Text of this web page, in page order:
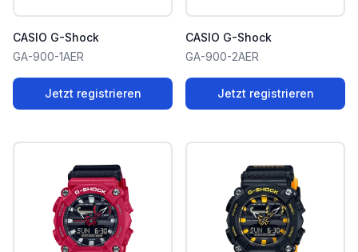
CASIO G-Shock
GA-900-1AER
Jetzt registrieren
CASIO G-Shock
GA-900-2AER
Jetzt registrieren